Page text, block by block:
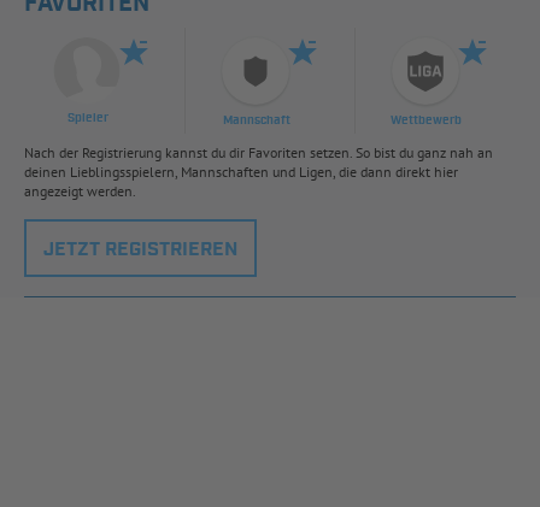
Spieler Mannschaft Wettbewerb
Nach der Registrierung kannst du dir Favoriten setzen. So bist du ganz nah an
deinen Lieblingsspielern, Mannschaften und Ligen, die dann direkt hier
angezeigt werden.
JETZT REGISTRIEREN